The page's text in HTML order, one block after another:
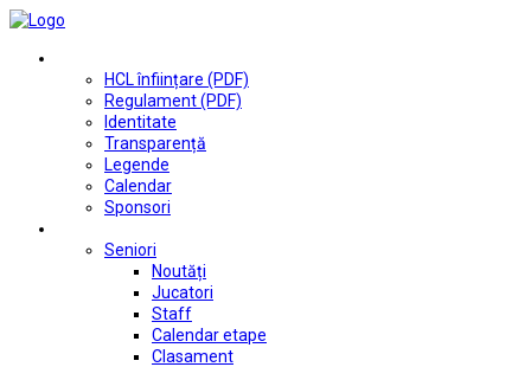
HCL înființare (PDF)
Regulament (PDF)
Identitate
Transparență
Legende
Calendar
Sponsori
Seniori
Noutăți
Jucatori
Staff
Calendar etape
Clasament